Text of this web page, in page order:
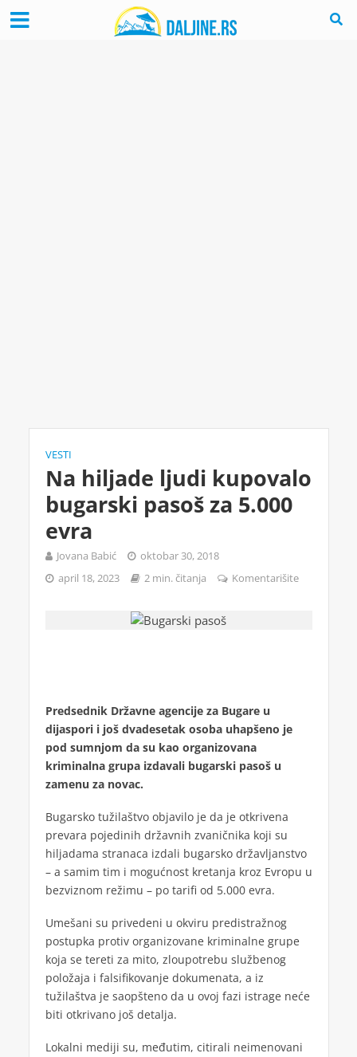
VESTI
Na hiljade ljudi kupovalo
bugarski pasoš za 5.000
evra
Jovana Babić
oktobar 30, 2018
april 18, 2023
2 min. čitanja Komentarišite
Predsednik Državne agencije za Bugare u
dijaspori i još dvadesetak osoba uhapšeno je
pod sumnjom da su kao organizovana
kriminalna grupa izdavali bugarski pasoš u
zamenu za novac.
Bugarsko tužilaštvo objavilo je da je otkrivena
prevara pojedinih državnih zvaničnika koji su
hiljadama stranaca izdali bugarsko državljanstvo
– a samim tim i mogućnost kretanja kroz Evropu u
bezviznom režimu – po tarifi od 5.000 evra.
Umešani su privedeni u okviru predistražnog
postupka protiv organizovane kriminalne grupe
koja se tereti za mito, zloupotrebu službenog
položaja i falsifikovanje dokumenata, a iz
tužilaštva je saopšteno da u ovoj fazi istrage neće
biti otkrivano još detalja.
Lokalni mediji su, međutim, citirali neimenovani